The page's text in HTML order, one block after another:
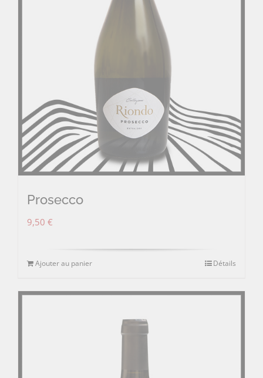
Prosecco
9,50 €
Ajouter au panier Détails